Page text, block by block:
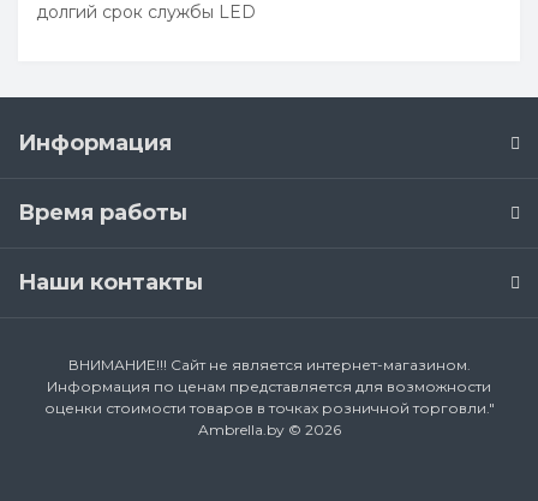
долгий срок службы LED
Информация
Время работы
Наши контакты
ВНИМАНИЕ!!! Сайт не является интернет-магазином.
Информация по ценам представляется для возможности
оценки стоимости товаров в точках розничной торговли."
Ambrella.by © 2026